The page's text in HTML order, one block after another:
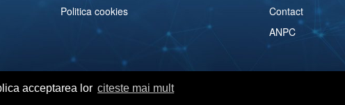
acceptarea lor citeste mai mult
Politica cookies
Contact
ANPC